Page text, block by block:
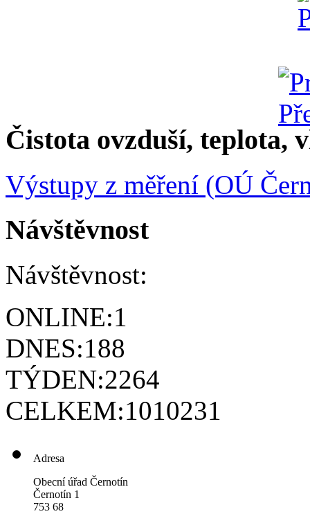
Čistota ovzduší, teplota,
Výstupy z měření (OÚ
Návštěvnost
Návštěvnost:
ONLINE:1
DNES:188
TÝDEN:2264
CELKEM:1010231
Adresa
Obecní úřad Černotín
Černotín 1
753 68